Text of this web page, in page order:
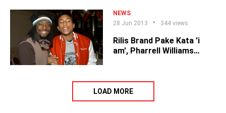
NEWS
28 Jun 2013
344 views
Rilis Brand Pake Kata 'i
am', Pharrell Williams
LOAD MORE